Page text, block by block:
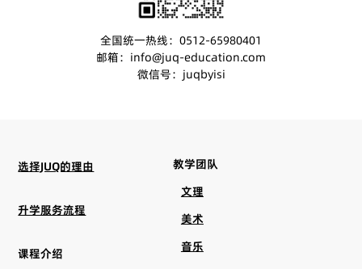
全国统一热线：0512-65980401
邮箱：info@juq-education.com
微信号：juqbyisi
选择JUQ的理由
升学服务流程
课程介绍
教学团队
文理
美术
音乐